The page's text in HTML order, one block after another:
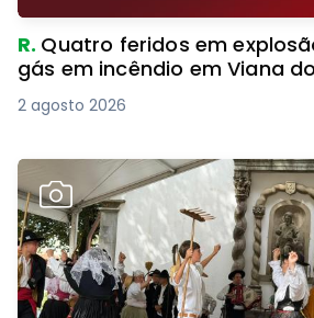
R. Quatro feridos em
gás em incêndio em Viana
2 agosto 2026